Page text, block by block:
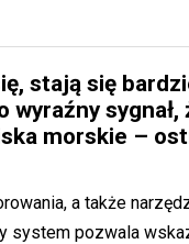
stają się
wyraźny sygnał,
morskie –
a także
system pozwala